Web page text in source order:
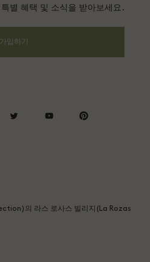
별 혜택 및 소식을 받아보세요.
가입하기
의 라스 로사스 빌리지(La Rozas
twitter youtube pinterest